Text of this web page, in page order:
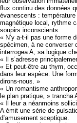
flux continu des données
évanescents :
magnétique local, rythme
soupirs inconscients.
« N’y a-t-il pas une forme
spécimen, à ne converser
interrogea A, sa logique
« Il s’adresse
« Et peut-être au thym,
dans leur espèce. Une
dirons-nous. »
« Un romantisme
le plan pratique, » trancha
« Il leur a néanmoins
A émit une série de
d’amusement sceptique.